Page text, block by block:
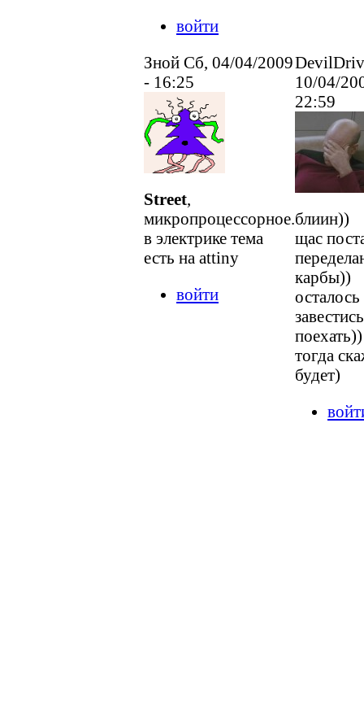
войти
Зной Сб, 04/04/2009
- 16:25
Street,
микропроцессорное.
в электрике тема
есть на attiny
войти
10/04/
22:59
блиин))
щас
карбы))
осталось
поехать))
тогда
будет)